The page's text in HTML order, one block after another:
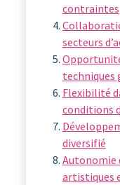
contraintes
secteurs
techniques
Flexibilité
conditions
diversifié
Autonomie
artistiques